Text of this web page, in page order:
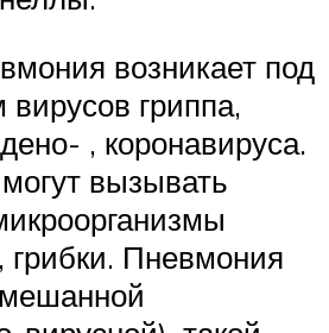
возникает под
вирусов гриппа,
, коронавируса.
вызывать
грибки. Пневмония